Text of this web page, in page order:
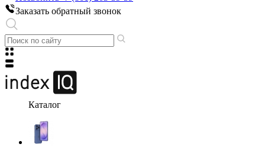
Заказать обратный звонок
Каталог